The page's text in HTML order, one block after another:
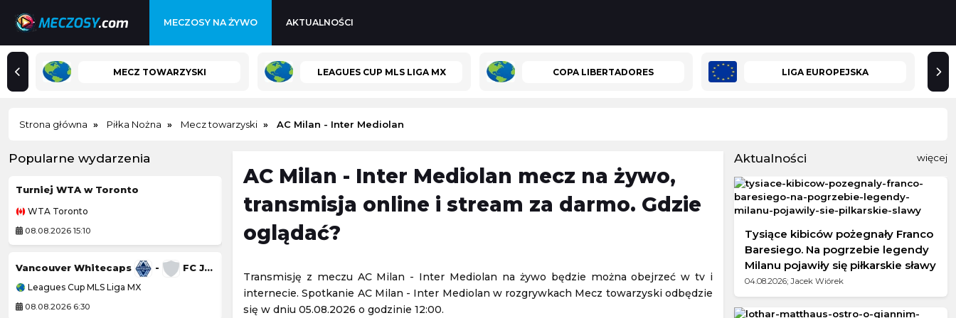
MECZOSY NA ŻYWO AKTUALNOŚCI
MECZ TOWARZYSKI LEAGUES CUP MLS LIGA MX COPA LIBERTADORES LIGA EUROPEJSKA
Strona główna Piłka Nożna Mecz towarzyski AC Milan - Inter Mediolan
Popularne wydarzenia
Turniej WTA w Toronto
WTA Toronto
08.08.2026 15:10
Vancouver Whitecaps - FC Juárez
Leagues Cup MLS Liga MX
08.08.2026 6:30
Ekstraliga Kobiet
08.08.2026 12:30
Liga Ukraińska
08.08.2026 14:00
3. Liga Polska
Ekstraliga Kobiet
AC Milan - Inter Mediolan mecz na żywo,
transmisja online i stream za darmo. Gdzie
oglądać?
Transmisję z meczu AC Milan - Inter Mediolan na żywo będzie można obejrzeć w tv i
internecie. Spotkanie AC Milan - Inter Mediolan w rozgrywkach Mecz towarzyski odbędzie
się w dniu 05.08.2026 o godzinie 12:00.
Aktualności więcej
Tysiące kibiców pożegnały Franco
Baresiego. Na pogrzebie legendy
Milanu pojawiły się piłkarskie sławy
04.08.2026; Jacek Wiórek